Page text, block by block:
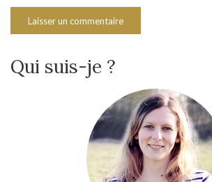
Qui suis-je ?